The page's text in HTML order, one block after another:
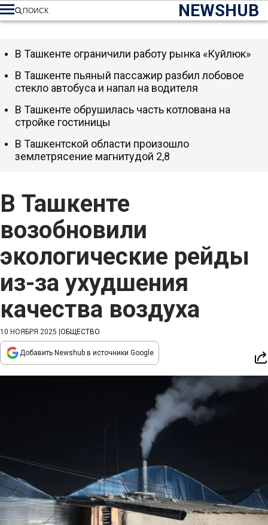
NEWSHUB
ПОИСК
В Ташкенте
возобновили
экологические рейды
из-за ухудшения
качества воздуха
10 НОЯБРЯ 2025 ОБЩЕСТВО
Добавить Newshub в источники Google
В Ташкенте ограничили работу рынка «Куйлюк»
В Ташкенте пьяный пассажир разбил лобовое
стекло автобуса и напал на водителя
В Ташкенте обрушилась часть котлована на
стройке гостиницы
В Ташкентской области произошло
землетрясение магнитудой 2,8